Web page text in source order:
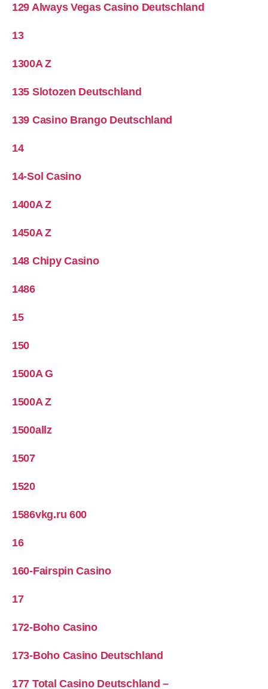
129 Always Vegas Casino Deutschland
13
1300A Z
135 Slotozen Deutschland
139 Casino Brango Deutschland
14
14-Sol Casino
1400A Z
1450A Z
148 Chipy Casino
1486
15
150
1500A G
1500A Z
1500allz
1507
1520
1586vkg.ru 600
16
160-Fairspin Casino
17
172-Boho Casino
173-Boho Casino Deutschland
177 Total Casino Deutschland –